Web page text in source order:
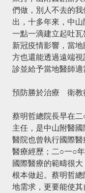
們做，別人不去的
出，十多年來，中山
一點一滴建立起吐
新冠疫情影響，當
方也還能透過遠端
診並給予當地醫師適
預防勝於治療 衛教
蔡明哲總院長早在
主任，是中山附醫
醫院也曾執行國際
醫療經歷；二○一○
國際醫療的範疇很
根本做起。蔡明哲
地需求，更要能使其